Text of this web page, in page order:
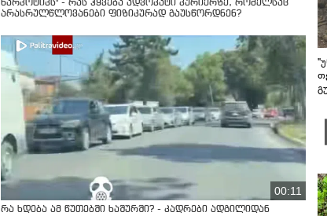
ნარკოტიკს" - რას ჰყვება ადვოკატი კურიერზე, რომელსაც
არასრულწლოვანები ფიზიკურად გაუსწორდნენ?
00:11
რა ხდება ამ წუთებში ხაშურში? - კადრები ადგილიდან